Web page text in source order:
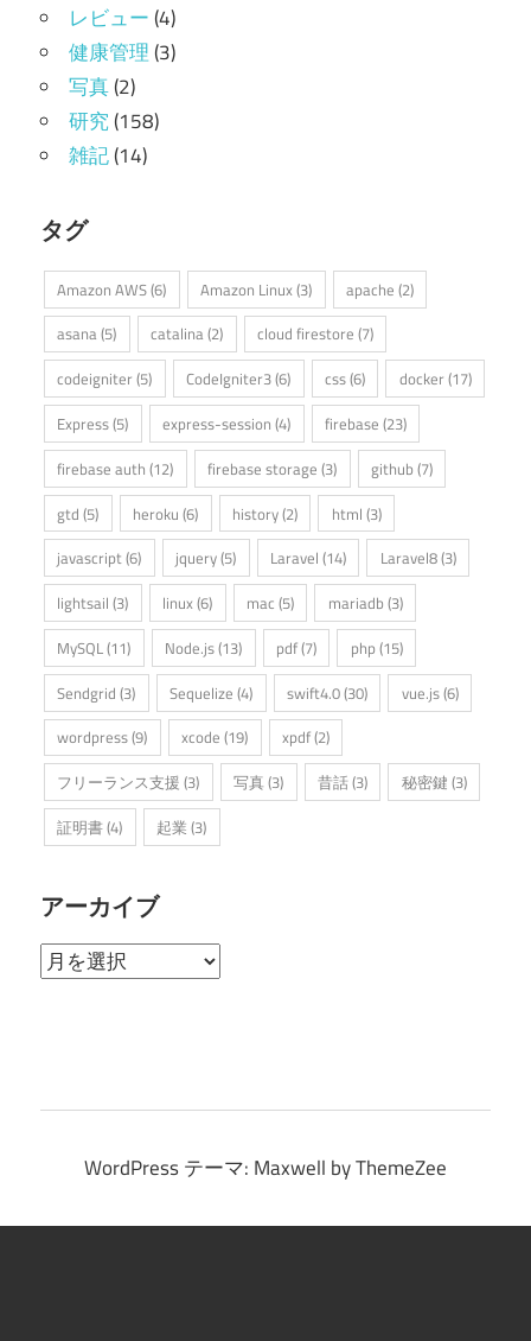
レビュー(4)
健康管理(3)
写真(2)
研究(158)
雑記(14)
タグ
Amazon AWS(6) Amazon Linux(3) apache (2)
asana (5) catalina (2) cloud firestore (7)
codeigniter (5) CodeIgniter3(6) css(6) docker (17)
Express(5) express-session (4) firebase (23)
firebase auth (12) firebase storage (3) github (7)
gtd (5) heroku (6) history(2) html (3)
javascript(6) jquery(5) Laravel (14) Laravel8(3)
lightsail (3) linux(6) mac (5) mariadb (3)
MySQL(11) Node.js(13) pdf(7) php(15)
Sendgrid (3) Sequelize (4) swift4.0(30) vue.js(6)
wordpress(9) xcode (19) xpdf(2)
フリーランス支援 (3) 写真(3) 昔話(3) 秘密鍵 (3)
証明書(4) 起業 (3)
アーカイブ
ア
WordPress テーマ: Maxwell by ThemeZee